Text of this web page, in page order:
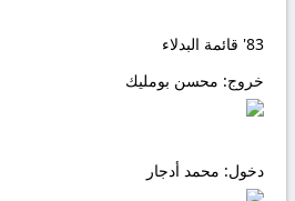
83' قائمة البدلاء
خروج: محسن بومليك
دخول: محمد أدجار